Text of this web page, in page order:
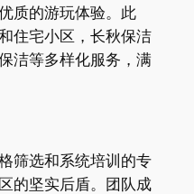
质的游玩体验。此
住宅小区，长秋保洁
洁等多样化服务，满
筛选和系统培训的专
的坚实后盾。团队成